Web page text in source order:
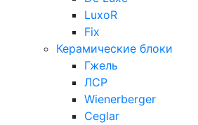
LuxoR
Fix
Керамические блоки
Гжель
ЛСР
Wienerberger
Ceglar